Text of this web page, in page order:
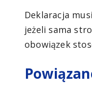
Deklaracja
jeżeli sama
obowiązek